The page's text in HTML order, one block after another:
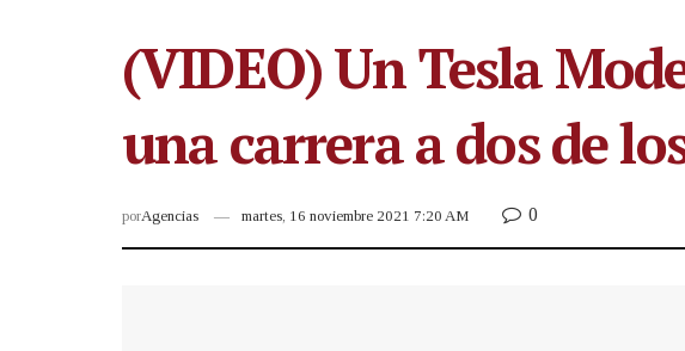
(VIDEO) Un Tesla
una carrera a dos de
porAgencias martes, 16 noviembre 2021 7:20 AM 0